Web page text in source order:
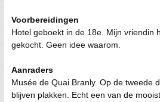
Voorbereidingen
Hotel geboekt in de 18e. Mijn vriendin
gekocht. Geen idee waarom.
Aanraders
Musée de Quai Branly. Op de tweede
blijven plakken. Echt een van de